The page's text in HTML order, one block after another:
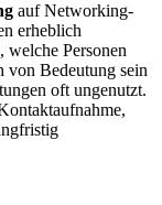
auf Networking-
erheblich
welche Personen
von Bedeutung sein
oft ungenutzt.